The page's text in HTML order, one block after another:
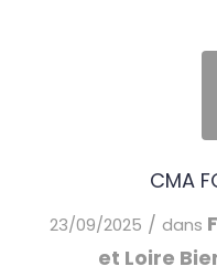
CMA
23/09/2025 / dans
et Loire